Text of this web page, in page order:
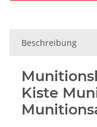
Beschreibung
Kiste